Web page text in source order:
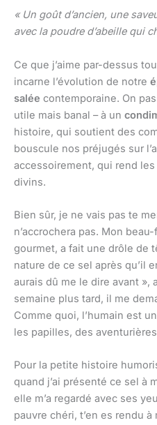
« Un goût d’ancien, une
avec la poudre d’abeille qui
Ce que j’aime par-dessus
incarne l’évolution de notre
salée contemporaine. On
utile mais banal – à un
histoire, qui soutient des
bouscule nos préjugés sur
accessoirement, qui rend
divins.
Bien sûr, je ne vais pas te
n’accrochera pas. Mon
gourmet, a fait une drôle de
nature de ce sel après qu’il
aurais dû me le dire avant »,
semaine plus tard, il me
Comme quoi, l’humain est
les papilles, des aventurières
Pour la petite histoire
quand j’ai présenté ce sel à
elle m’a regardé avec ses
pauvre chéri, t’en es rendu